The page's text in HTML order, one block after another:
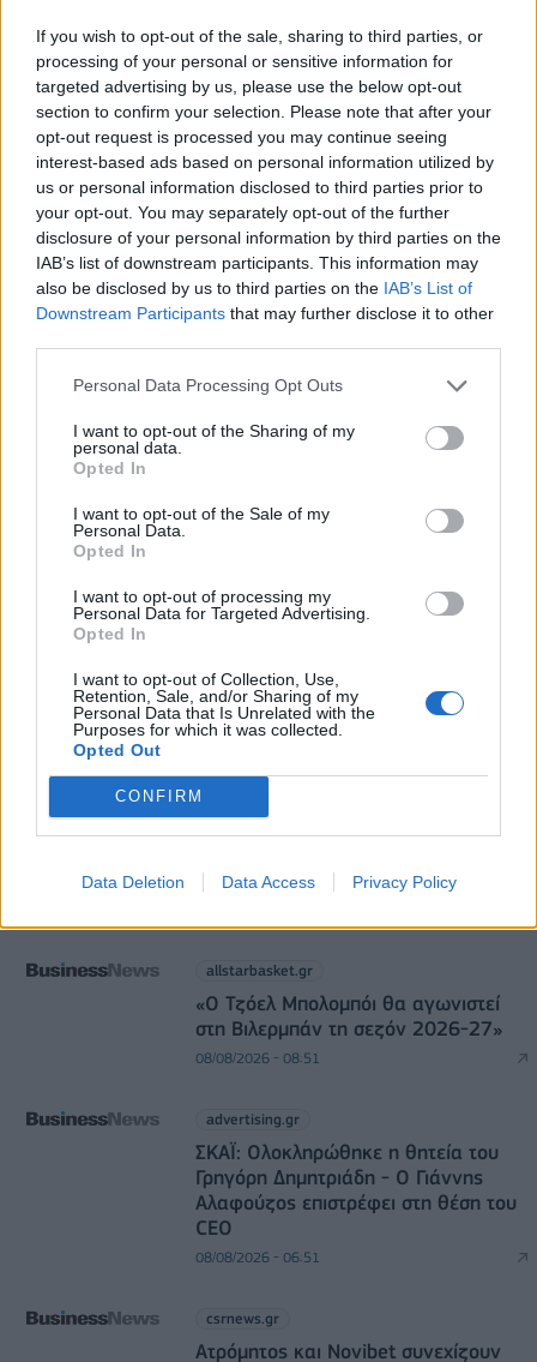
If you wish to opt-out of the sale, sharing to third parties, or
processing of your personal or sensitive information for
targeted advertising by us, please use the below opt-out
section to confirm your selection. Please note that after your
opt-out request is processed you may continue seeing
interest-based ads based on personal information utilized by
us or personal information disclosed to third parties prior to
your opt-out. You may separately opt-out of the further
disclosure of your personal information by third parties on the
IAB’s list of downstream participants. This information may
also be disclosed by us to third parties on the IAB’s List of
Downstream Participants that may further disclose it to other
Personal Data Processing Opt Outs
I want to opt-out of the Sharing of my
personal data.
Opted In
I want to opt-out of the Sale of my
Personal Data.
Opted In
I want to opt-out of processing my
Personal Data for Targeted Advertising.
Opted In
I want to opt-out of Collection, Use,
Retention, Sale, and/or Sharing of my
Personal Data that Is Unrelated with the
Purposes for which it was collected.
Opted Out
CONFIRM
Data Deletion Data Access Privacy Policy
Χρηματιστήριο: Στις 2.618,95 μονάδες ο Γενικός
Δείκτης Τιμών, με άνοδο 0,40%
07/08/2026 - 13:07 ΟΙΚΟΝΟΜΙΑ
Χρηματιστήριο: Στις 2.623,19 μονάδες ο Γενικός
Δείκτης Τιμών, με άνοδο 0,57%
07/08/2026 - 15:21 ΟΙΚΟΝΟΜΙΑ
Fourlis: Συμφωνία για την πώληση συμμετοχής στο
Sofia South Ring Mall έναντι 49,35 εκατ. ευρώ
Συνάλλαγμα: Το ευρώ ενισχύεται 0,08%, στα
07/08/2026 - 15:45 ΟΙΚΟΝΟΜΙΑ
Deloitte Ελλάδος: Χρηματοοικονομικός σύμβουλος
της ΔΕΗ για την είσοδο στην πολωνική αγορά
ενέργειας
07/08/2026 - 16:38
allstarbasket.gr
Κορογώνας: «Φιλοδοξία της
Kalamata Basket να
League 2»
allstarbasket.gr
«Ο Τζόελ Μπολομπόι θα αγωνιστεί
στη Βιλερμπάν τη σεζόν 2026-27»
08/08/2026 - 08:51
advertising.gr
ΣΚΑΪ: Ολοκληρώθηκε η θητεία του
Γρηγόρη Δημητριάδη - Ο Γιάννης
Αλαφούζος επιστρέφει στη θέση του
CEO
08/08/2026 - 06:51
csrnews.gr
Ατρόμητος και Novibet συνεχίζουν